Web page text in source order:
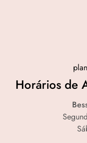
Horários de